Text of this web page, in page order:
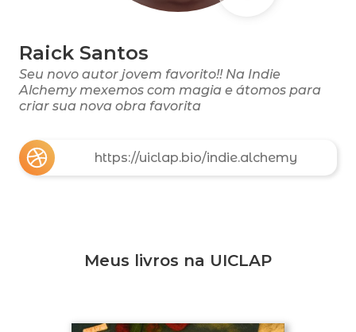
Raick Santos
Seu novo autor jovem favorito!! Na Indie
Alchemy mexemos com magia e átomos para
criar sua nova obra favorita
https://uiclap.bio/indie.alchemy
Meus livros na UICLAP